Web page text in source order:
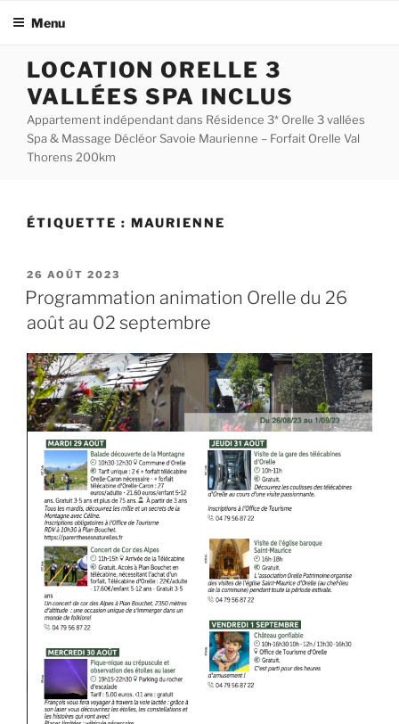
contenu
principal
LOCATION ORELLE 3
VALLÉES SPA INCLUS
Appartement indépendant dans Résidence 3* Orelle 3 vallées
Spa & Massage Décléor Savoie Maurienne – Forfait Orelle Val
Thorens 200km
Menu
ÉTIQUETTE : MAURIENNE
PUBLIÉ
LE
26 AOÛT 2023
Programmation animation Orelle du 26
août au 02 septembre